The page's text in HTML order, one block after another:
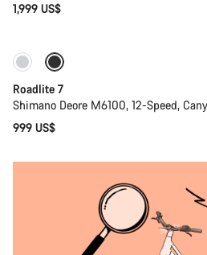
1,999 US$
Próximamente
Roadlite 7
Shimano Deore M6100, 12-Speed,
999 US$